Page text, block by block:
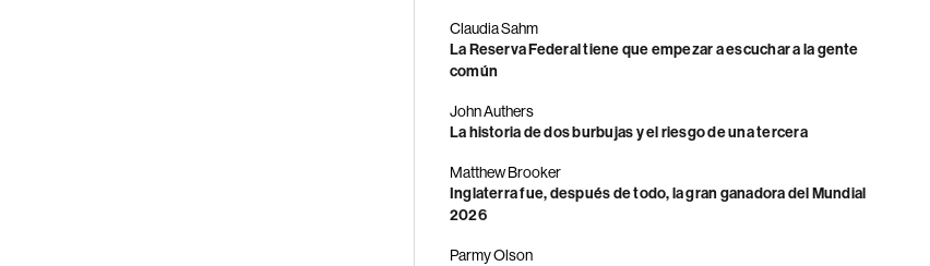
Claudia Sahm
La Reserva Federal tiene que empezar a escuchar a la gente
común
John Authers
La historia de dos burbujas y el riesgo de una tercera
Matthew Brooker
Inglaterra fue, después de todo, la gran ganadora del Mundial
2026
Parmy Olson